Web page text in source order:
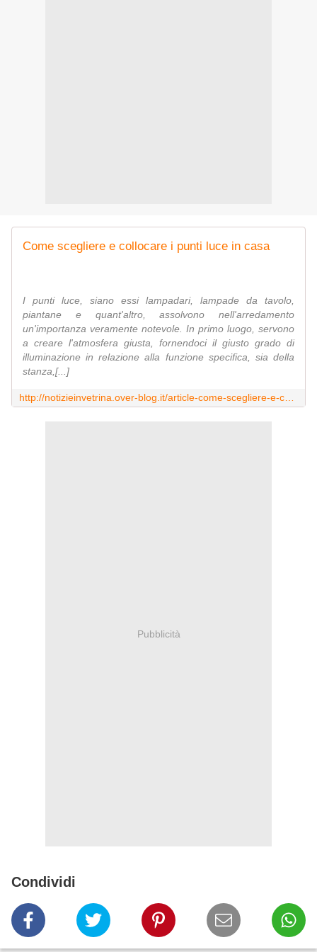
Come scegliere e collocare i punti luce in casa
I punti luce, siano essi lampadari, lampade da tavolo,
piantane e quant'altro, assolvono nell'arredamento
un'importanza veramente notevole. In primo luogo, servono
a creare l'atmosfera giusta, fornendoci il giusto grado di
illuminazione in relazione alla funzione specifica, sia della
stanza,[...]
Pubblicità
Condividi